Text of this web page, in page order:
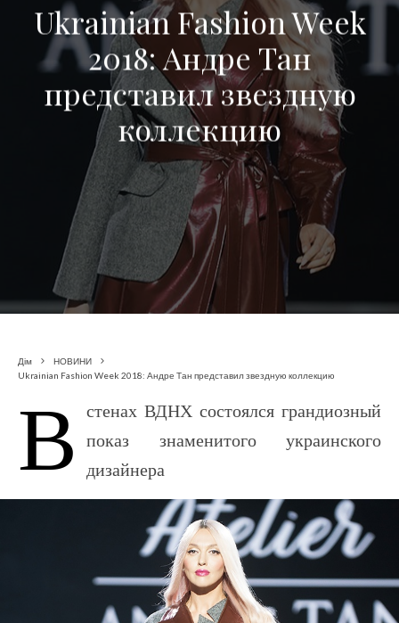
Ukrainian Fashion Week
2018: Андре Тан
представил звездную
коллекцию
Дім
НОВИНИ
Ukrainian Fashion Week 2018: Андре Тан представил звездную коллекцию
В стенах ВДНХ состоялся грандиозный
показ знаменитого украинского
дизайнера